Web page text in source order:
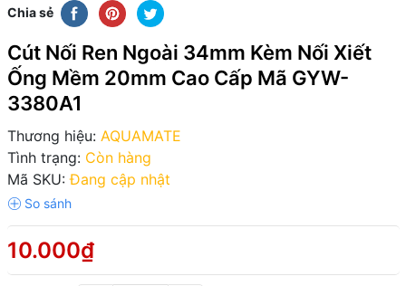
Chia sẻ
Cút Nối Ren Ngoài 34mm Kèm Nối Xiết
Ống Mềm 20mm Cao Cấp Mã GYW-
3380A1
Thương hiệu: AQUAMATE
Tình trạng: Còn hàng
Mã SKU: Đang cập nhật
10.000₫